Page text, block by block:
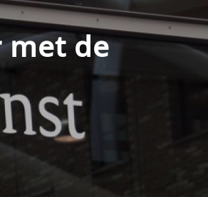
met de